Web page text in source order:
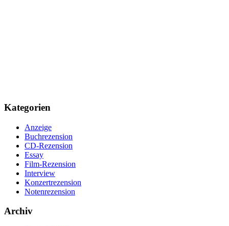
Kategorien
Anzeige
Buchrezension
CD-Rezension
Essay
Film-Rezension
Interview
Konzertrezension
Notenrezension
Archiv